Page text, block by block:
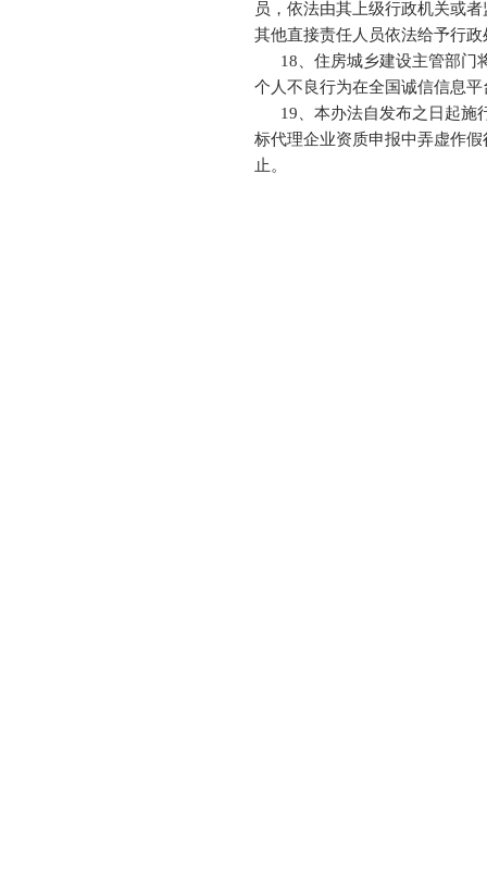
员，依法由其上级行政机关或
其他直接责任人员依法给予行政
18、住房城乡建设主管部门
个人不良行为在全国诚信信息
19、本办法自发布之日起施
标代理企业资质申报中弄虚作
止。